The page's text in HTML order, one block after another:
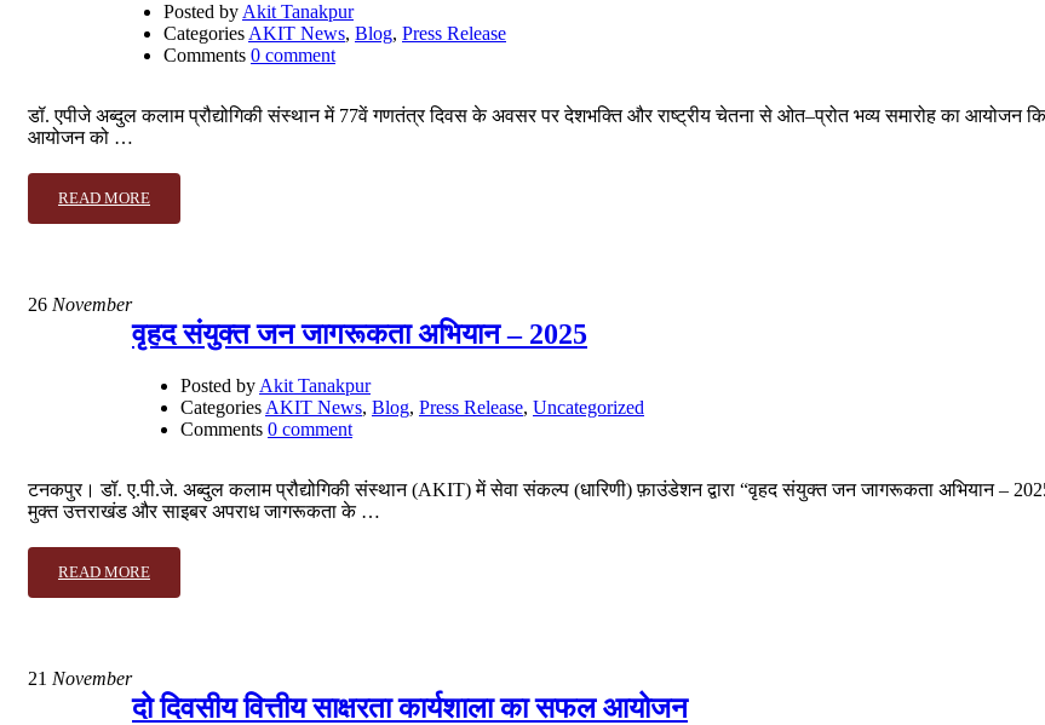
Posted by Akit Tanakpur
Categories AKIT News, Blog, Press Release
Comments 0 comment
डॉ. एपीजे अब्दुल कलाम प्रौद्योगिकी संस्थान में 77वें गणतंत्र दिवस के अवसर पर देशभक्ति और राष्ट्रीय चेतना से ओत–प्रोत भव्य समारोह का आयोजन
आयोजन को …
READ MORE
26 November
वृहद संयुक्त जन जागरूकता अभियान – 2025
Posted by Akit Tanakpur
Categories AKIT News, Blog, Press Release, Uncategorized
Comments 0 comment
टनकपुर। डॉ. ए.पी.जे. अब्दुल कलाम प्रौद्योगिकी संस्थान (AKIT) में सेवा संकल्प (धारिणी) फ़ाउंडेशन द्वारा “वृहद संयुक्त जन जागरूकता अभियान –
मुक्त उत्तराखंड और साइबर अपराध जागरूकता के …
READ MORE
21 November
दो दिवसीय वित्तीय साक्षरता कार्यशाला का सफल आयोजन